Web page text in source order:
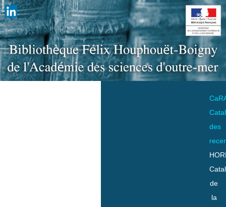
des
de
la